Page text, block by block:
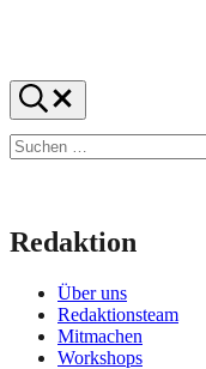
f1rstlife
Und
was
denkst
du?
Suchen
…
Redaktion
Über uns
Redaktionsteam
Mitmachen
Workshops